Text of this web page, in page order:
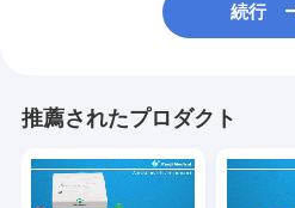
続行
推薦されたプロダクト